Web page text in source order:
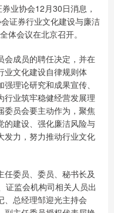
业协会12月30日消息，
证券行业文化建设与廉洁
体会议在北京召开。
成员的聘任决定，并在
业文化建设自律规则体
理论研究和成果宣传、
行业筑牢稳健经营发展理
委员会要主动作为，聚焦
的建设、强化廉洁风险与
发力，努力推动行业文化
委员、委员、秘书长及
证监会机构司相关人员出
、总经理邹迎光主持会